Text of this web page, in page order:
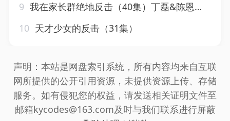
9 我在家长群绝地反击（40集）丁磊&陈恩睫&梁梦瑶&于小宙
10 天才少女的反击（31集）
声明：本站是网盘索引系统，所有内容均来自互联
网所提供的公开引用资源，未提供资源上传、存储
服务。如有侵犯您的权益，请发送相关证明文件至
邮箱kycodes@163.com及时与我们联系进行屏蔽